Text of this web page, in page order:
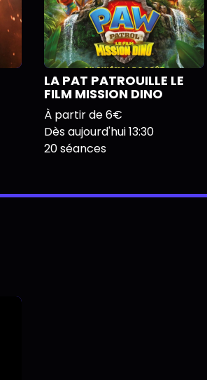
LA PAT PATROUILLE LE
FILM MISSION DINO
À partir de 6€
Dès aujourd'hui 13:30
20 séances